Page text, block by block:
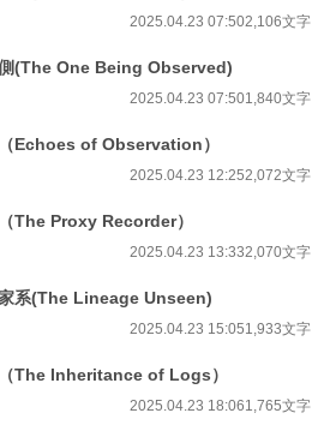
2025.04.23 07:502,106文字
(The One Being Observed)
2025.04.23 07:501,840文字
Echoes of Observation）
2025.04.23 12:252,072文字
The Proxy Recorder）
2025.04.23 13:332,070文字
系(The Lineage Unseen)
2025.04.23 15:051,933文字
The Inheritance of Logs）
2025.04.23 18:061,765文字